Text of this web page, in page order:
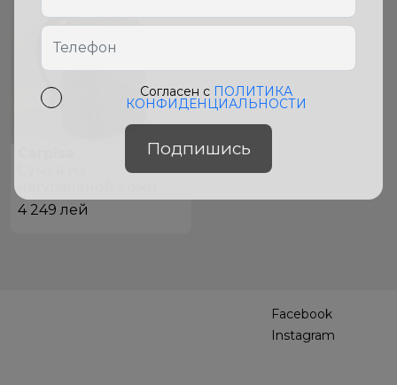
BPC87001545 Black
4 249лей
Facebook
Instagram
Согласен с ПОЛИТИКА
КОНФИДЕНЦИАЛЬНОСТИ
Подпишись